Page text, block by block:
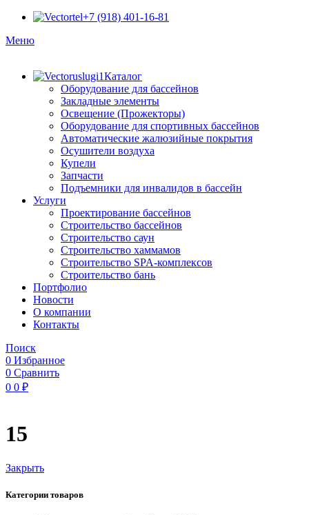
+7 (918) 401-16-81
Меню
Каталог
Оборудование для бассейнов
Закладные элементы
Освещение (Прожекторы)
Оборудование для спортивных бассейнов
Автоматические жалюзийные покрытия
Осушители воздуха
Купели
Запчасти
Подъемники для инвалидов в бассейн
Услуги
Проектирование бассейнов
Строительство бассейнов
Строительство саун
Строительство хаммамов
Строительство SPA-комплексов
Строительство бань
Портфолио
Новости
O компании
Контакты
Поиск
0 Избранное
0 Сравнить
0 0 ₽
15
Закрыть
Категории товаров